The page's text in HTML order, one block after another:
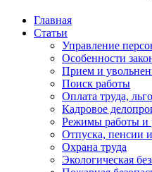
Главная
Статьи
Управление
Особенности
Прием и
Поиск работы
Оплата труда,
Кадровое
Режимы работы и
Отпуска, пенсии
Охрана труда
Экологическая